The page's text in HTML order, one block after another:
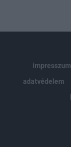
impresszum
adatvédelem